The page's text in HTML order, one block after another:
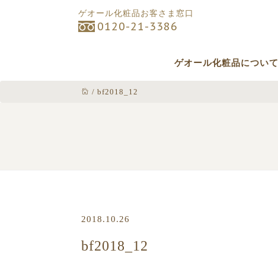
ゲオール化粧品について
ゲオール化粧品お客さま窓口
0120-21-3386
/ bf2018_12
2018.10.26
bf2018_12